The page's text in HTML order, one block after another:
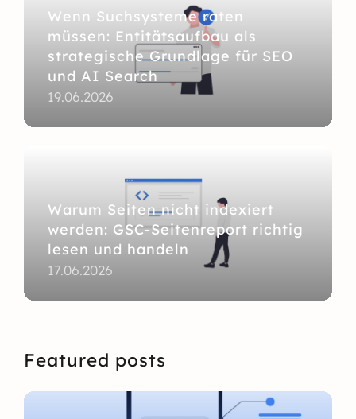
Wenn Suchsysteme raten
müssen: Entitätsaufbau als
strategische Grundlage für SEO
und AI Search
19.06.2026
Warum Seiten nicht indexiert
werden: GSC-Seitenreport richtig
lesen und handeln
17.06.2026
Featured posts